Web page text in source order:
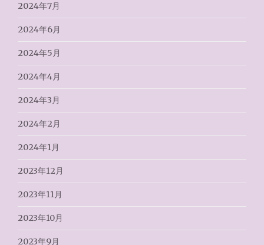
2024年7月
2024年6月
2024年5月
2024年4月
2024年3月
2024年2月
2024年1月
2023年12月
2023年11月
2023年10月
2023年9月